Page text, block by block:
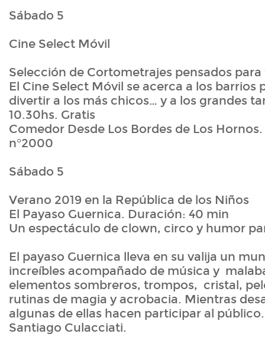
Sábado 5
Cine Select Móvil
Selección de Cortometrajes pensados para
El Cine Select Móvil se acerca a los barrios
divertir a los más chicos… y a los grandes
10.30hs. Gratis
Comedor Desde Los Bordes de Los Hornos.
n°2000
Sábado 5
Verano 2019 en la República de los Niños
El Payaso Guernica. Duración: 40 min
Un espectáculo de clown, circo y humor
El payaso Guernica lleva en su valija un
increíbles acompañado de música y
elementos sombreros, trompos, cristal,
rutinas de magia y acrobacia. Mientras
algunas de ellas hacen participar al
Santiago Culacciati.